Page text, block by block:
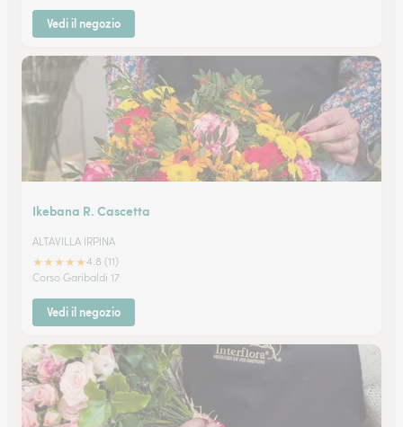
Vedi il negozio
Ikebana R. Cascetta
ALTAVILLA IRPINA
★★★★★4.8 (11)
Corso Garibaldi 17
Vedi il negozio